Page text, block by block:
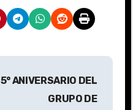
5° ANIVERSARIO DEL
GRUPO DE